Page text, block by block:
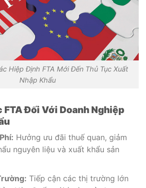
Hiệp Định FTA Mới Đến Thủ Tục Xuất
Nhập Khẩu
FTA Đối Với Doanh Nghiệp
Hưởng ưu đãi thuế quan, giảm
nguyên liệu và xuất khẩu sản
Tiếp cận các thị trường lớn